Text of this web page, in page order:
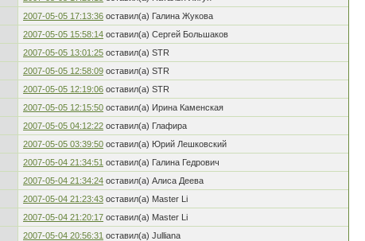
2007-05-05 17:13:36 оставил(а) Галина Жукова
2007-05-05 15:58:14 оставил(а) Сергей Большаков
2007-05-05 13:01:25 оставил(а) STR
2007-05-05 12:58:09 оставил(а) STR
2007-05-05 12:19:06 оставил(а) STR
2007-05-05 12:15:50 оставил(а) Ирина Каменская
2007-05-05 04:12:22 оставил(а) Глафира
2007-05-05 03:39:50 оставил(а) Юрий Лешковский
2007-05-04 21:34:51 оставил(а) Галина Гедрович
2007-05-04 21:34:24 оставил(а) Алиса Деева
2007-05-04 21:23:43 оставил(а) Master Li
2007-05-04 21:20:17 оставил(а) Master Li
2007-05-04 20:56:31 оставил(а) Julliana